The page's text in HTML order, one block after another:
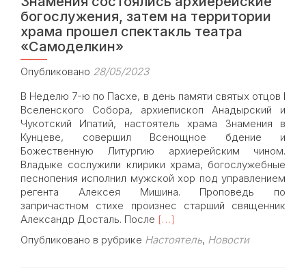
богослужения, затем на территории
храма прошел спектакль театра
«Самоделкин»
Опубликовано 28/05/2023
В Неделю 7-ю по Пасхе, в день памяти святых отцов I
Вселенского Собора, архиепископ Анадырский и
Чукотский Ипатий, настоятель храма Знамения в
Кунцеве, совершил Всенощное бдение и
Божественную Литургию архиерейским чином.
Владыке сослужили клирики храма, богослужебные
песнопения исполнил мужской хор под управлением
регента Алексея Мишина. Проповедь по
запричастном стихе произнес старший священник
Александр Досталь. После Read
about
[…]
Опубликовано в рубрике Настоятель, Новости